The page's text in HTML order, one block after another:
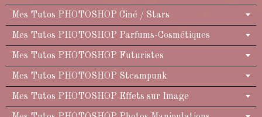
Mes Tutos PHOTOSHOP Ciné / Stars
Mes Tutos PHOTOSHOP Parfums-Cosmétiques
Mes Tutos PHOTOSHOP Futuristes
Mes Tutos PHOTOSHOP Steampunk
Mes Tutos PHOTOSHOP Effets sur Image